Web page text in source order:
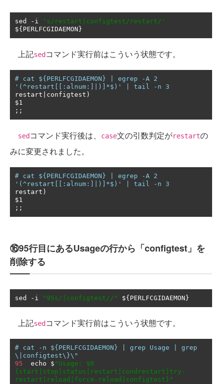
sed - i
's/restart|configtest/restart/'
${ PERLFCGIDAEMON }
上記sed コマンド実行前はこういう状態です。
# cat ${PERLFCGIDAEMON} | egrep -A 2
'(^restart[[:alnum:]|)]*$)' | tail -n 3
restart
configtest )
;;
sed コマンド実行後は、 case文の引数判定がrestartの
みに変更されました。
# cat ${PERLFCGIDAEMON} | egrep -A 2
'(^restart[[:alnum:]|)]*$)' | tail -n 3
restart )
;;
⑯95行目にあるUsageの行から「configtest」を
削除する
sed - i "95s/|configtest//" ${ PERLFCGIDAEMON }
上記sed コマンド実行前はこういう状態です。
# cat -n ${PERLFCGIDAEMON} | grep Usage | grep
\|configtest\}\"
95
  echo $
"Usage: $0
{start|stop|status|restart|condrestart|try-
restart|reload|force-reload|configtest}"